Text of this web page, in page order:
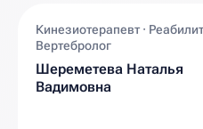
Кинезиотерапевт ·
Вертебролог
Шереметева Наталья
Вадимовна